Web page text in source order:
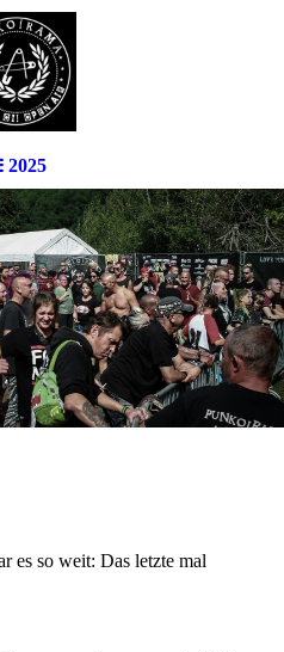
2025
es so weit: Das letzte mal